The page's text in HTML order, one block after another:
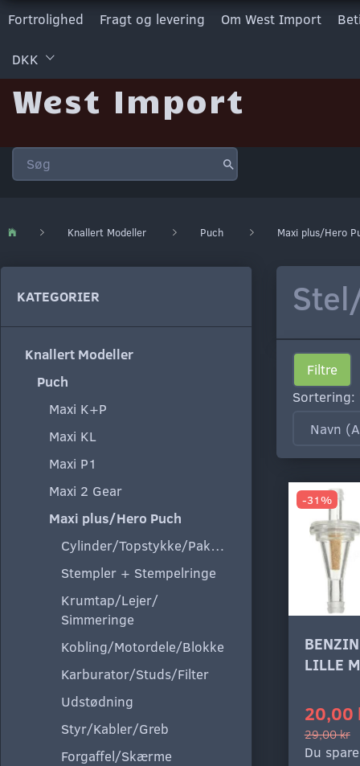
Fortrolighed Fragt og levering Om West Import
DKK
West Import
Knallert Modeller Puch Maxi plus/Hero
KATEGORIER
Knallert Modeller
Puch
Maxi K+P
Maxi KL
Maxi P1
Maxi 2 Gear
Maxi plus/Hero Puch
Cylinder/Topstykke/Pakning
Stempler + Stempelringe
Krumtap/Lejer/
Simmeringe
Kobling/Motordele/Blokke
Karburator/Studs/Filter
Udstødning
Styr/Kabler/Greb
Forgaffel/Skærme
Filtre
Sortering:
-31%
LILLE
20,00
29,00 kr
Du